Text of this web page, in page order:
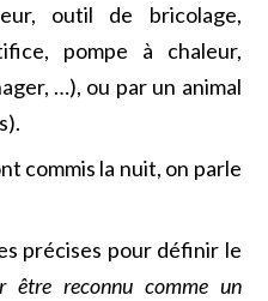
outil de bricolage,
pompe à chaleur,
…), ou par un animal
commis la nuit, on parle
précises pour définir le
être reconnu comme un